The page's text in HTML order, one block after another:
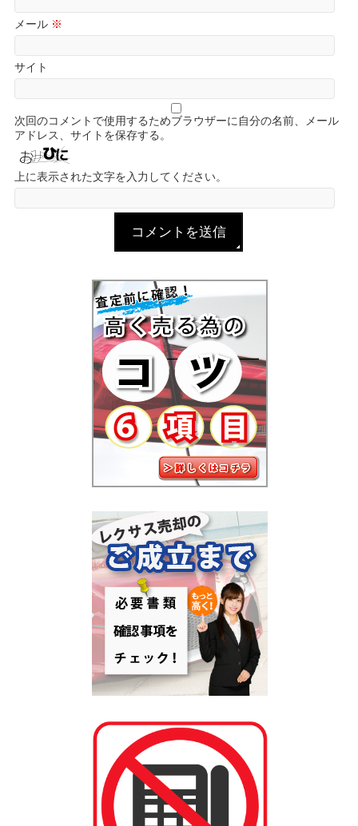
メール ※
サイト
次回のコメントで使用するためブラウザーに自分の名前、メール
アドレス、サイトを保存する。
上に表示された文字を入力してください。